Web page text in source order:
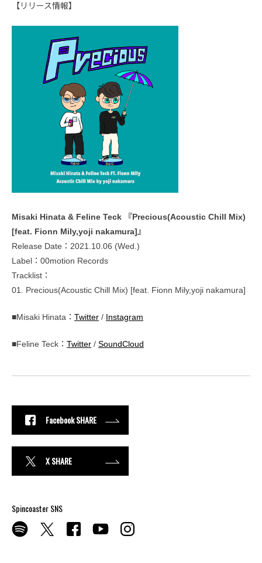
【リリース情報】
Misaki Hinata & Feline Teck 『Precious(Acoustic Chill Mix)
[feat. Fionn Mily,yoji nakamura]』
Release Date：2021.10.06 (Wed.)
Label：00motion Records
Tracklist：
01. Precious(Acoustic Chill Mix) [feat. Fionn Mily,yoji nakamura]
■Misaki Hinata： Twitter / Instagram
■Feline Teck： Twitter / SoundCloud
Facebook SHARE
X SHARE
Spincoaster SNS